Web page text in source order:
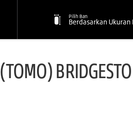
Pilih Ban
Berdasarkan Ukuran